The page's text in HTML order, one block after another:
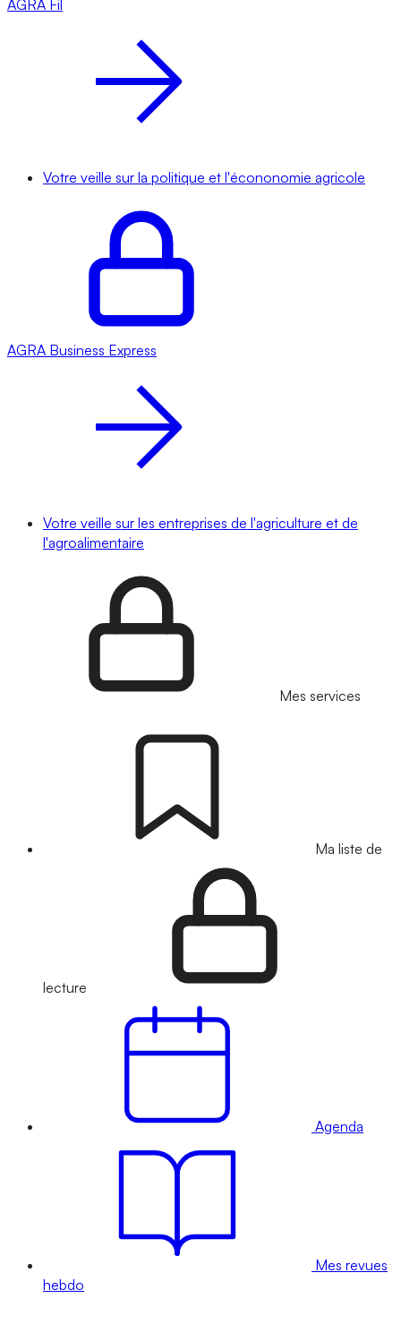
AGRA Fil
Votre veille sur la politique et l'écononomie agricole
AGRA Business Express
Votre veille sur les entreprises de l'agriculture et de
l'agroalimentaire
Mes services
Ma liste de
lecture
Agenda
Mes revues
hebdo